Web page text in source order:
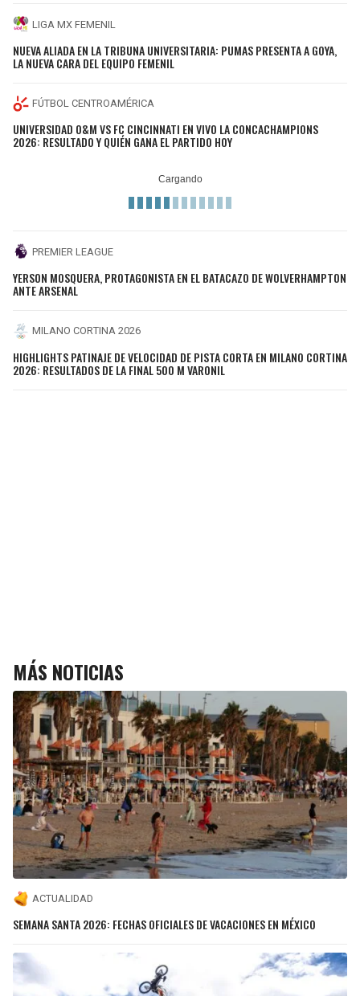
LIGA MX FEMENIL
NUEVA ALIADA EN LA TRIBUNA UNIVERSITARIA: PUMAS PRESENTA A GOYA,
LA NUEVA CARA DEL EQUIPO FEMENIL
FÚTBOL CENTROAMÉRICA
UNIVERSIDAD O&M VS FC CINCINNATI EN VIVO LA CONCACHAMPIONS
2026: RESULTADO Y QUIÉN GANA EL PARTIDO HOY
PREMIER LEAGUE
YERSON MOSQUERA, PROTAGONISTA EN EL BATACAZO DE WOLVERHAMPTON
ANTE ARSENAL
MILANO CORTINA 2026
HIGHLIGHTS PATINAJE DE VELOCIDAD DE PISTA CORTA EN MILANO CORTINA
2026: RESULTADOS DE LA FINAL 500 M VARONIL
MÁS NOTICIAS
ACTUALIDAD
SEMANA SANTA 2026: FECHAS OFICIALES DE VACACIONES EN MÉXICO